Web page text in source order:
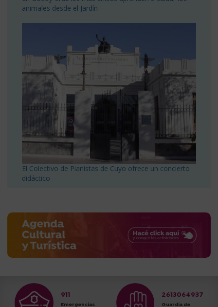
animales desde el Jardín
El Colectivo de Pianistas de Cuyo ofrece un concierto
didáctico
911
Emergencias
2613064937
Guardia de